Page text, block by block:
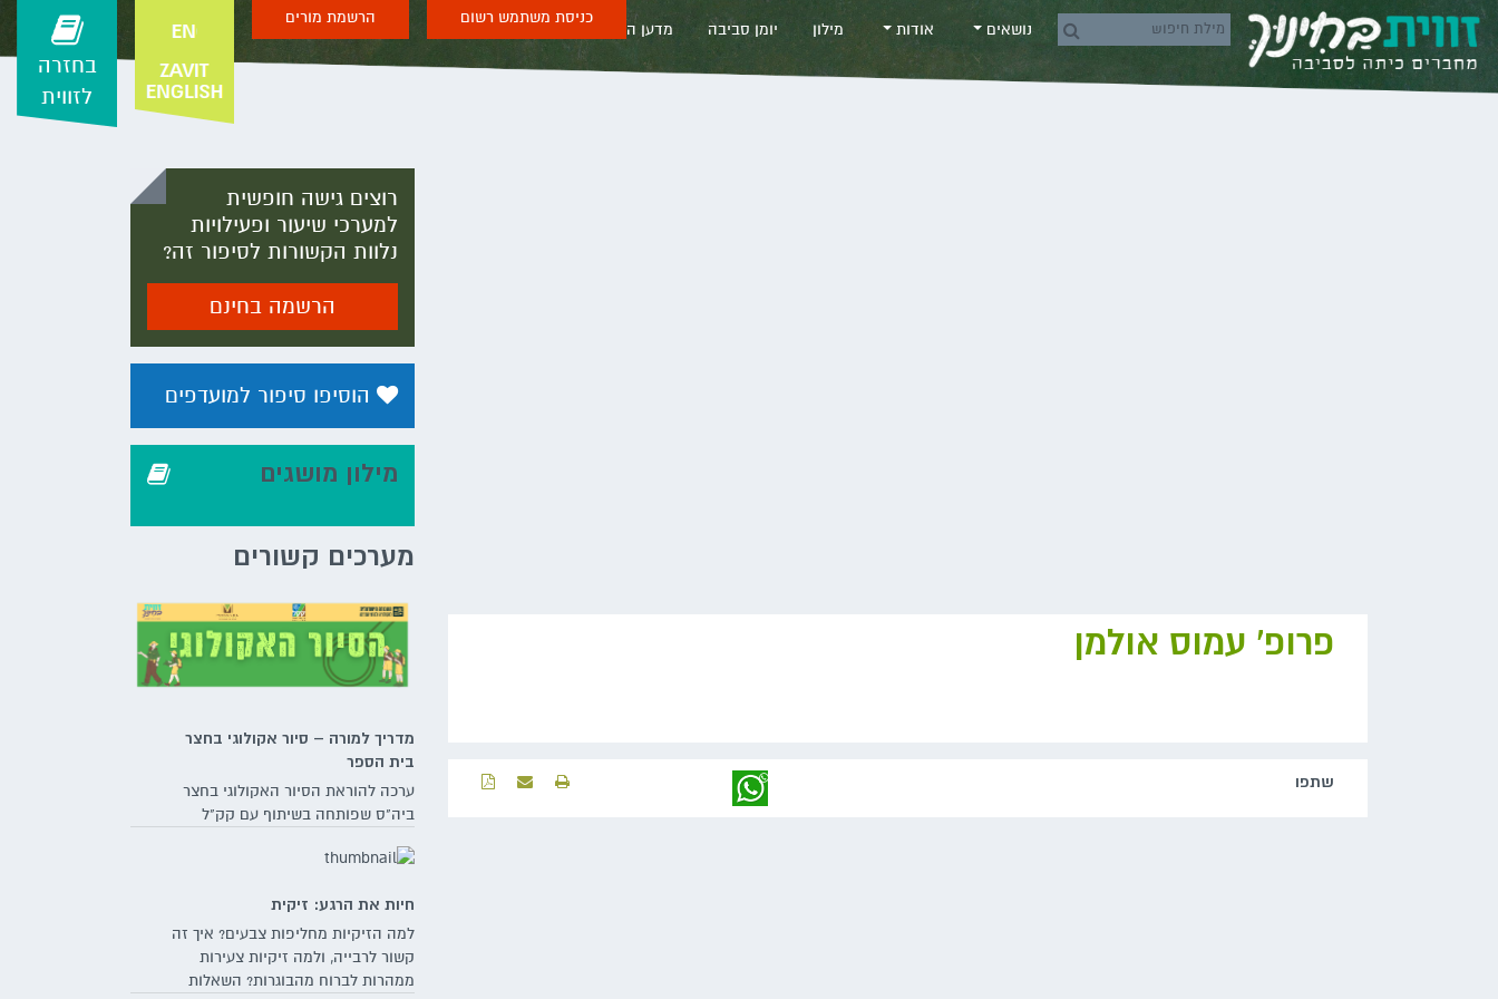
Skip to content
Search icons
נושאים אודות מילון יומן סביבה מדען החודש
בחזרה
לזווית
כניסת משתמש רשום הרשמת מורים
פרופ' עמוס אולמן
שתפו‬
רוצים גישה חופשית
למערכי שיעור ופעילויות
נלוות הקשורות לסיפור זה?
הרשמה בחינם
הוסיפו סיפור למועדפים
מילון מושגים
מערכים קשורים
מדריך למורה – סיור אקולוגי בחצר
בית הספר
ערכה להוראת הסיור האקולוגי בחצר
ביה"ס שפותחה בשיתוף עם קק"ל
חיות את הרגע: זיקית
למה הזיקיות מחליפות צבעים? איך זה
קשור לרבייה, ולמה זיקיות צעירות
ממהרות לברוח מהבוגרות? השאלות